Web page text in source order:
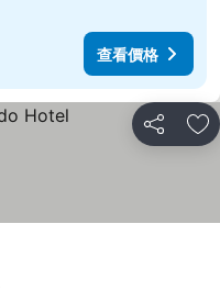
查看價格
分享 放